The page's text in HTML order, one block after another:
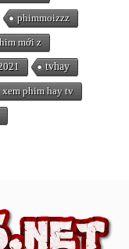
phimmoizzz
mới z
tvhay
xem phim hay tv